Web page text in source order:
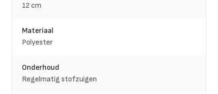
12 cm
Materiaal
Polyester
Onderhoud
Regelmatig stofzuigen